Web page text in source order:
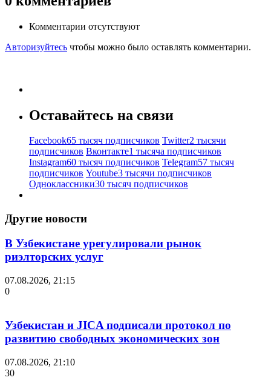
Комментарии отсутствуют
Авторизуйтесь чтобы можно было оставлять комментарии.
Оставайтесь на связи
Facebook65 тысяч подписчиков Twitter2 тысячи
подписчиков Вконтакте1 тысяча подписчиков
Instagram60 тысяч подписчиков Telegram57 тысяч
подписчиков Youtube3 тысячи подписчиков
Одноклассники30 тысяч подписчиков
Другие новости
В Узбекистане урегулировали рынок
риэлторских услуг
07.08.2026, 21:15
0
Узбекистан и JICA подписали протокол по
развитию свободных экономических зон
07.08.2026, 21:10
30